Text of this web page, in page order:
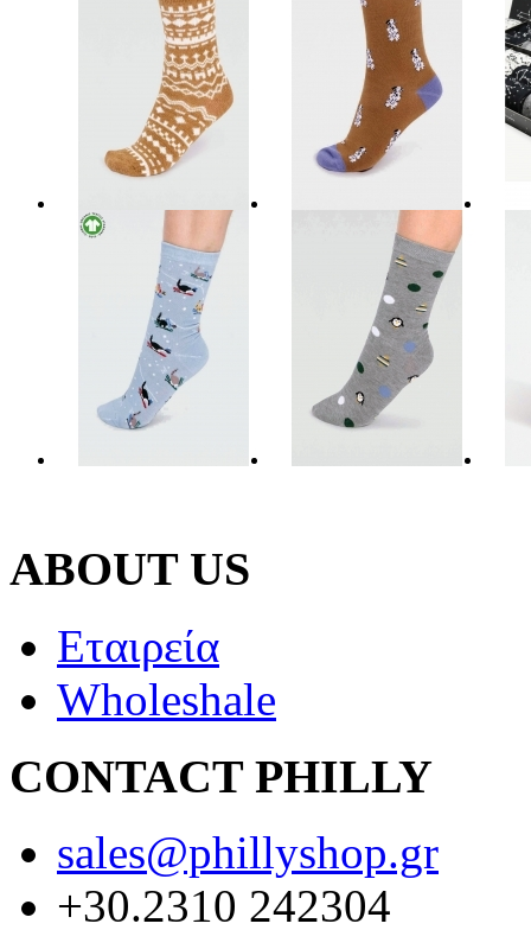
ABOUT US
Εταιρεία
Wholeshale
CONTACT PHILLY
sales@phillyshop.gr
+30.2310 242304